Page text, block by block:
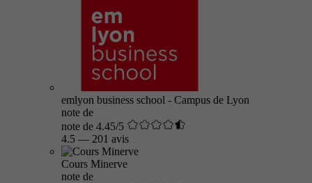
emlyon business school - Campus de Lyon
note de
note de 4.45/5
4.5 — 201 avis
Cours Minerve
note de